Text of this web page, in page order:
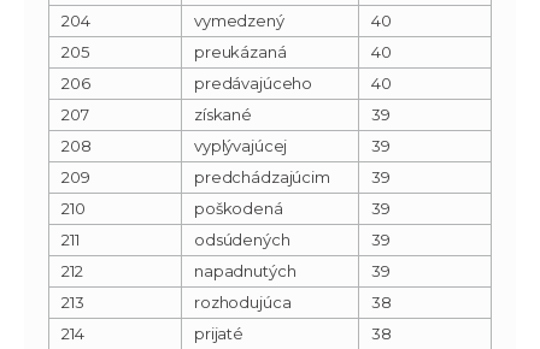
204
vymedzený
40
205
preukázaná
40
206
predávajúceho
40
207
získané
39
208
vyplývajúcej
39
209
predchádzajúcim
39
210
poškodená
39
211
odsúdených
39
212
napadnutých
39
213
rozhodujúca
38
214
prijaté
38